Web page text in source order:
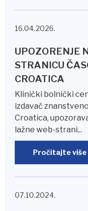
16.04.2026.
UPOZORENJE
STRANICU
CROATICA
Klinički bolnički
izdavač
Croatica,
lažne web-strani...
Pročitajte više
07.10.2024.